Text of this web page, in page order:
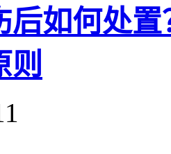
后如何处
则